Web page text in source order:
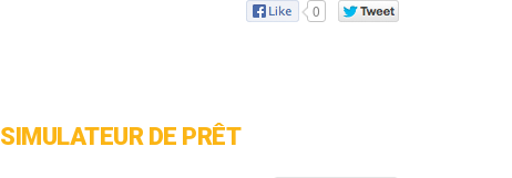
0
SIMULATEUR DE PRÊT